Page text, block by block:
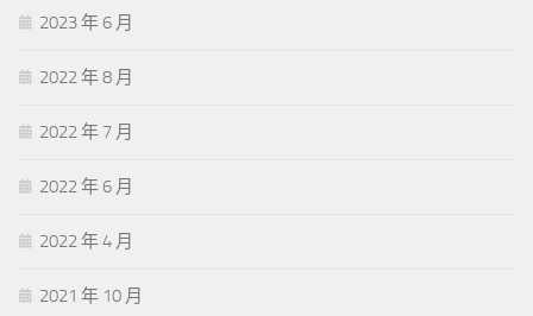
2023 年 6 月
2022 年 8 月
2022 年 7 月
2022 年 6 月
2022 年 4 月
2021 年 10 月